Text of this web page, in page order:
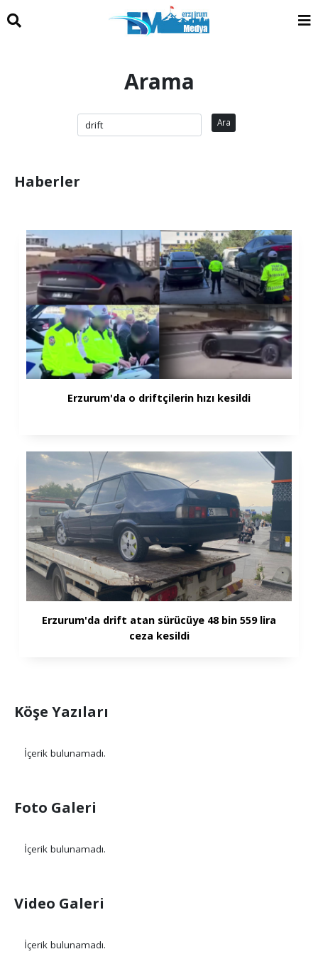
Arama
Ara
Haberler
Erzurum'da o driftçilerin hızı kesildi
Erzurum'da drift atan sürücüye 48 bin 559 lira
ceza kesildi
Köşe Yazıları
İçerik bulunamadı.
Foto Galeri
İçerik bulunamadı.
Video Galeri
İçerik bulunamadı.